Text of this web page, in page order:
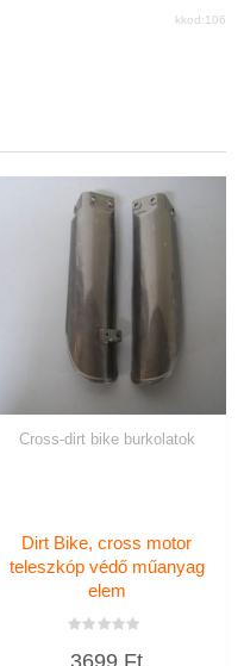
kkod:106
Cross-dirt bike burkolatok
Dirt Bike, cross motor
teleszkóp védő műanyag
elem
0